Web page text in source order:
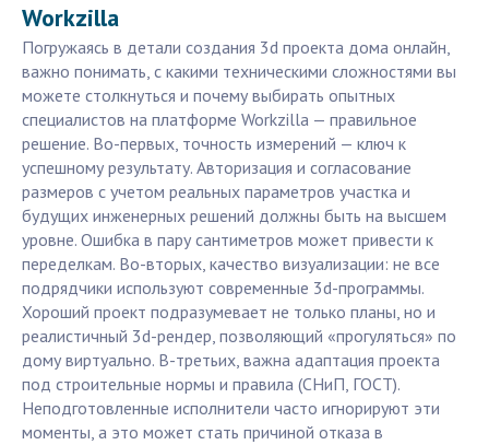
Workzilla
Погружаясь в детали создания 3d проекта дома онлайн,
важно понимать, с какими техническими сложностями вы
можете столкнуться и почему выбирать опытных
специалистов на платформе Workzilla — правильное
решение. Во-первых, точность измерений — ключ к
успешному результату. Авторизация и согласование
размеров с учетом реальных параметров участка и
будущих инженерных решений должны быть на высшем
уровне. Ошибка в пару сантиметров может привести к
переделкам. Во-вторых, качество визуализации: не все
подрядчики используют современные 3d-программы.
Хороший проект подразумевает не только планы, но и
реалистичный 3d-рендер, позволяющий «прогуляться» по
дому виртуально. В-третьих, важна адаптация проекта
под строительные нормы и правила (СНиП, ГОСТ).
Неподготовленные исполнители часто игнорируют эти
моменты, а это может стать причиной отказа в